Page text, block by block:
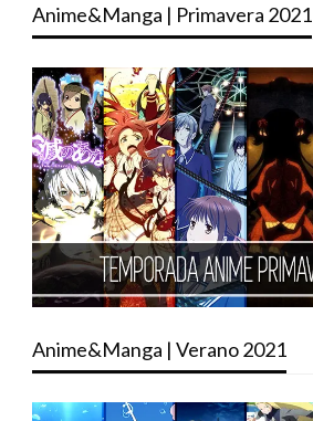
Anime&Manga | Primavera 2021
Anime&Manga | Verano 2021